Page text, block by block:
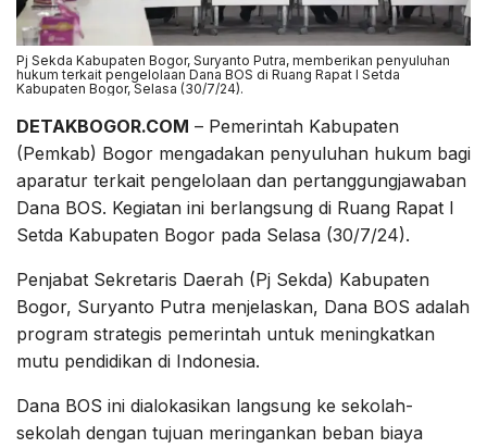
Pj Sekda Kabupaten Bogor, Suryanto Putra, memberikan penyuluhan
hukum terkait pengelolaan Dana BOS di Ruang Rapat I Setda
Kabupaten Bogor, Selasa (30/7/24).
DETAKBOGOR.COM – Pemerintah Kabupaten
(Pemkab) Bogor mengadakan penyuluhan hukum bagi
aparatur terkait pengelolaan dan pertanggungjawaban
Dana BOS. Kegiatan ini berlangsung di Ruang Rapat I
Setda Kabupaten Bogor pada Selasa (30/7/24).
Penjabat Sekretaris Daerah (Pj Sekda) Kabupaten
Bogor, Suryanto Putra menjelaskan, Dana BOS adalah
program strategis pemerintah untuk meningkatkan
mutu pendidikan di Indonesia.
Dana BOS ini dialokasikan langsung ke sekolah-
sekolah dengan tujuan meringankan beban biaya